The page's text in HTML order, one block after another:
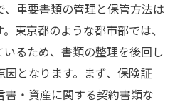
重要書類の管理と保管方法は
東京都のような都市部では、
るため、書類の整理を後回し
となります。まず、保険証
・資産に関する契約書類な